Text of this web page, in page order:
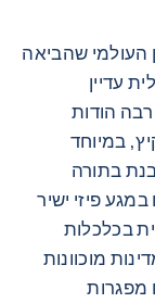
העולמי שהביאה
עדיין
הודות
במיוחד
בתורה
פיזי ישיר
בכלכלות
מוכוונות
מפגרות